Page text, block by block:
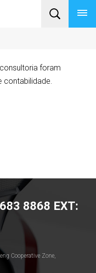
foram
contabilidade.
8868 EXT:
Cooperative Zone,